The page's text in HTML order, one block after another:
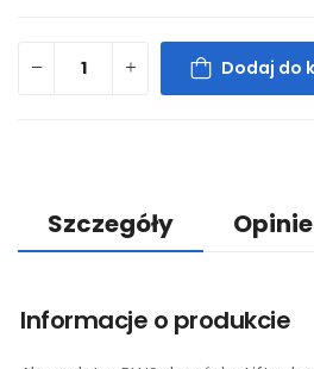
Dodaj do
Szczegóły Opinie
Informacje o produkcie